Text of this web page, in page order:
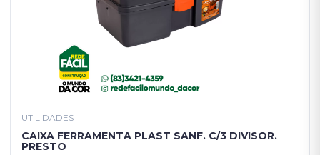
UTILIDADES
CAIXA FERRAMENTA PLAST SANF. C/3 DIVISOR.
PRESTO